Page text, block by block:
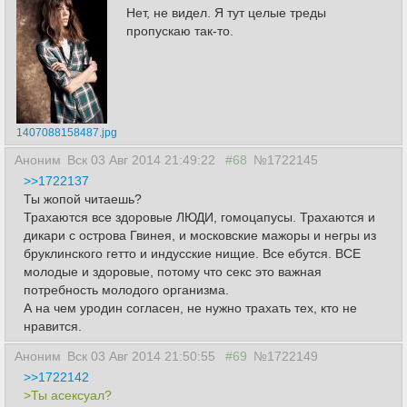
1407088158487.jpg
Нет, не видел. Я тут целые треды
пропускаю так-то.
Аноним Вск 03 Авг 2014 21:49:22 #68 №1722145
>>1722137
Ты жопой читаешь?
Трахаются все здоровые ЛЮДИ, гомоцапусы. Трахаются и
дикари с острова Гвинея, и московские мажоры и негры из
бруклинского гетто и индусские нищие. Все ебутся. ВСЕ
молодые и здоровые, потому что секс это важная
потребность молодого организма.
А на чем уродин согласен, не нужно трахать тех, кто не
нравится.
Аноним Вск 03 Авг 2014 21:50:55 #69 №1722149
>>1722142
>Ты асексуал?